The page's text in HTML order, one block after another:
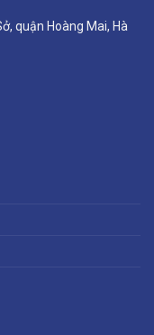
quận Hoàng Mai, Hà